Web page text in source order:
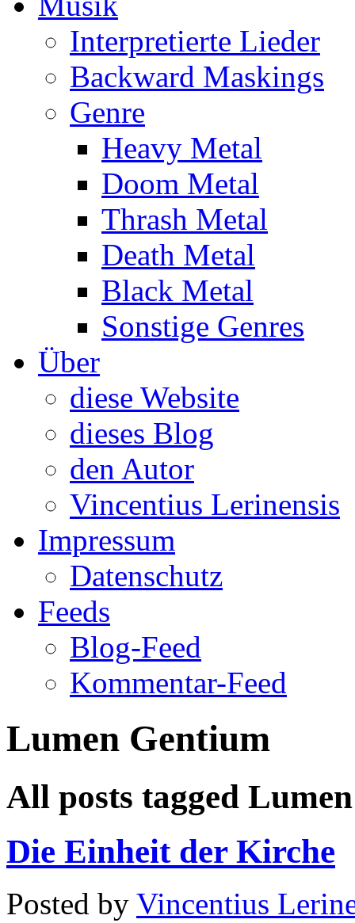
Interpretierte Lieder
Backward Maskings
Genre
Heavy Metal
Doom Metal
Thrash Metal
Death Metal
Black Metal
Sonstige Genres
Über
diese Website
dieses Blog
den Autor
Vincentius Lerinensis
Impressum
Datenschutz
Feeds
Blog-Feed
Kommentar-Feed
Lumen Gentium
All posts tagged
Die Einheit der Kirche
Posted by Vincentius